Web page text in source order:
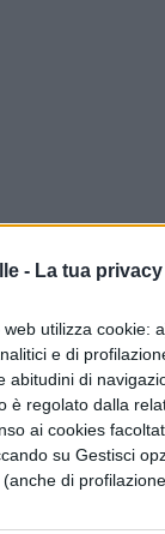
- La tua
utilizza cookie:
e di
abitudini di
è regolato dalla
ai cookies
su Gestisci
di